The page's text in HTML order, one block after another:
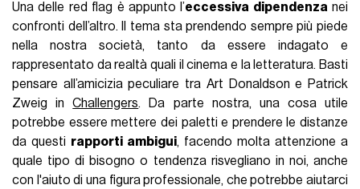
Una delle red flag è appunto l’eccessiva dipendenza nei
confronti dell’altro. Il tema sta prendendo sempre più piede
nella nostra società, tanto da essere indagato e
rappresentato da realtà quali il cinema e la letteratura. Basti
pensare all’amicizia peculiare tra Art Donaldson e Patrick
Zweig inChallengers. Da parte nostra, una cosa utile
potrebbe essere mettere dei paletti e prendere le distanze
da questi rapporti ambigui, facendo molta attenzione a
quale tipo di bisogno o tendenza risvegliano in noi, anche
con l'aiuto di una figura professionale, che potrebbe aiutarci